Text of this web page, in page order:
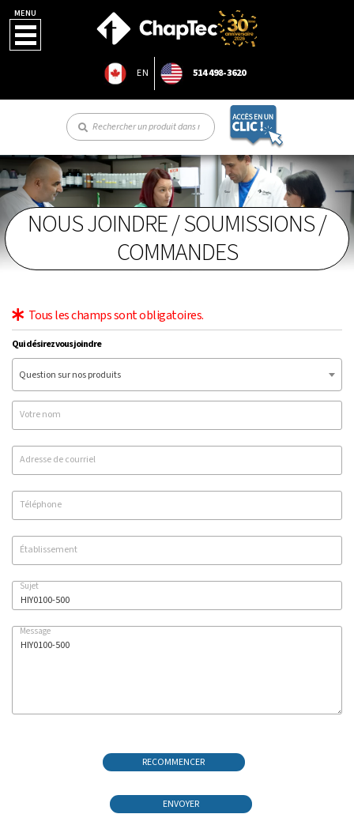
MENU
EN 514 498-3620
NOUS JOINDRE / SOUMISSIONS /
COMMANDES
Tous les champs sont obligatoires.
Qui désirez vous joindre
Question sur nos produits
Votre nom
Adresse de courriel
Téléphone
Établissement
Sujet
Message
RECOMMENCER
ENVOYER